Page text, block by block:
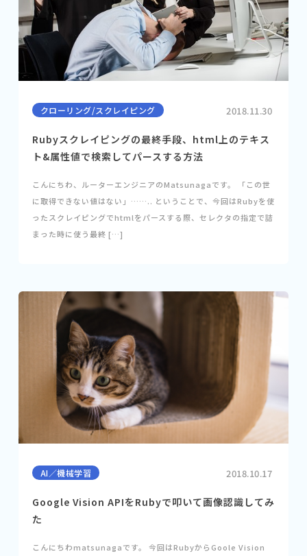
クローリング/スクレイピング 2018.11.30
Rubyスクレイピングの最終手段、html上のテキス
ト&属性値で検索してパースする方法
こんにちわ、ルーターエンジニアのMatsunagaです。 「この世
に取得できない値はない」…….. ということで、今回はRubyを使
ったスクレイピングでhtmlをパースする際、セレクタの指定で詰
まった時に使う最終 […]
AI／機械学習 2018.10.17
Google Vision APIをRubyで叩いて画像認識してみ
た
こんにちわmatsunagaです。 今回はRubyからGoole Vision